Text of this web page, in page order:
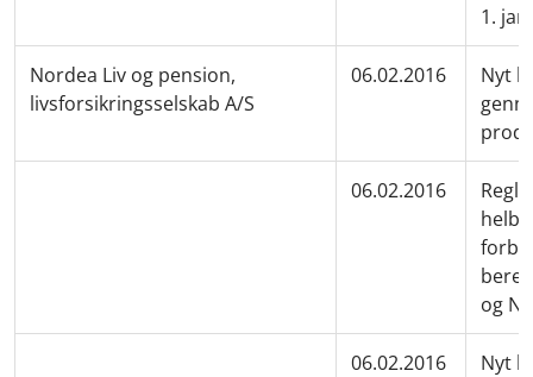
1.
Nordea Liv og pension,
livsforsikringsselskab A/S
06.02.2016
Nyt
06.02.2016
og
06.02.2016
Nyt